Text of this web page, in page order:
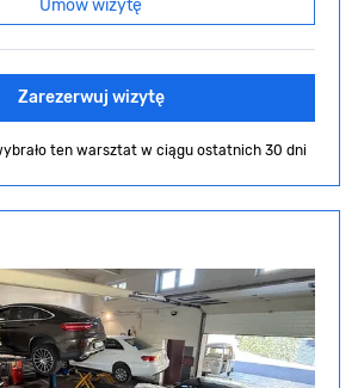
Umów wizytę
Zarezerwuj wizytę
ten warsztat w ciągu ostatnich 30 dni